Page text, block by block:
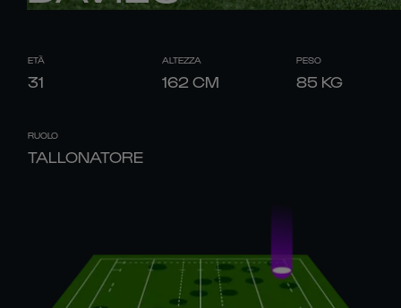
ETÀ
31
ALTEZZA
162 CM
PESO
85 KG
RUOLO
TALLONATORE